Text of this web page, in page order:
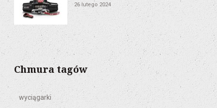
26 lutego 2024
Chmura tagów
wyciągarki